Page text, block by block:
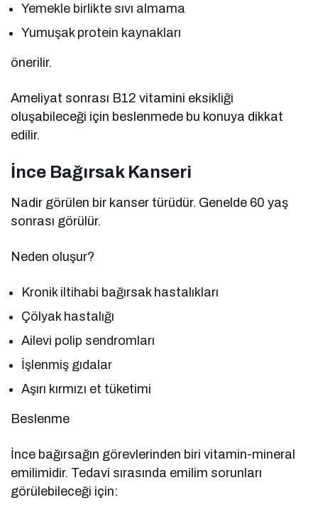
Yemekle birlikte sıvı almama
Yumuşak protein kaynakları
önerilir.
Ameliyat sonrası B12 vitamini eksikliği
oluşabileceği için beslenmede bu konuya dikkat
edilir.
İnce Bağırsak Kanseri
Nadir görülen bir kanser türüdür. Genelde 60 yaş
sonrası görülür.
Neden oluşur?
Kronik iltihabi bağırsak hastalıkları
Çölyak hastalığı
Ailevi polip sendromları
İşlenmiş gıdalar
Aşırı kırmızı et tüketimi
Beslenme
İnce bağırsağın görevlerinden biri vitamin-mineral
emilimidir. Tedavi sırasında emilim sorunları
görülebileceği için: